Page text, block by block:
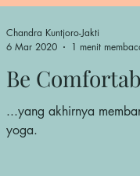
Be
...yang akhirnya
yoga.
Chandra Kuntjoro-Jakti
6 Mar 2020
1 menit